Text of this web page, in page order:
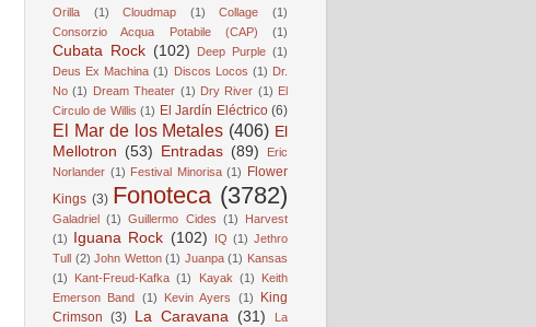
Orilla
(1) Cloudmap (1) Collage
(1)
Consorzio Acqua Potabile (CAP)
(1)
Cubata Rock (102) Deep Purple (1)
Deus Ex Machina (1) Discos Locos (1) Dr.
No (1) Dream Theater (1) Dry River (1) El
Circulo de Willis (1) El Jardín Eléctrico (6)
El Mar de los Metales (406) El
Mellotron (53) Entradas (89)
Eric
Norlander (1) Festival Minorisa (1)
Flower
Kings (3) Fonoteca (3782)
Galadriel (1) Guillermo Cides (1)
Harvest
(1)
Iguana Rock (102) IQ (1) Jethro
Tull (2) John Wetton (1) Juanpa (1) Kansas
(1)
Kant-Freud-Kafka (1) Kayak (1)
Keith
Emerson Band (1) Kevin Ayers (1)
King
Crimson (3) La Caravana (31)
La